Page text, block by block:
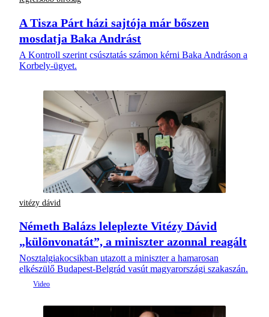
A Tisza Párt házi sajtója már bőszen
mosdatja Baka Andrást
A Kontroll szerint csúsztatás számon kérni Baka Andráson a
Korbely-ügyet.
vitézy dávid
Németh Balázs leleplezte Vitézy Dávid
„különvonatát”, a miniszter azonnal reagált
Nosztalgiakocsikban utazott a miniszter a hamarosan
elkészülő Budapest-Belgrád vasút magyarországi szakaszán.